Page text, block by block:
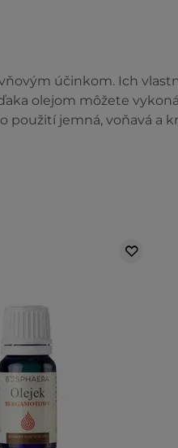
účinkom. Ich
olejom môžete
jemná, voňavá a